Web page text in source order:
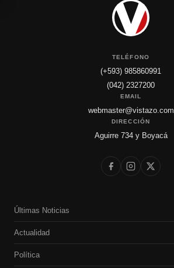
TELÉFONO
(+593) 985860991
(042) 2327200
EMAIL
webmaster@vistazo.com
DIRECCIÓN
Aguirre 734 y Boyacá
Últimas Noticias
Actualidad
Política